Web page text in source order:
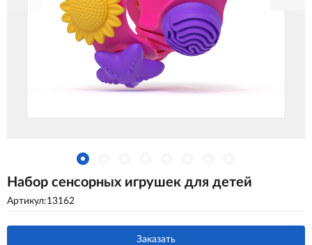
Набор сенсорных игрушек для детей
Артикул:13162
Заказать